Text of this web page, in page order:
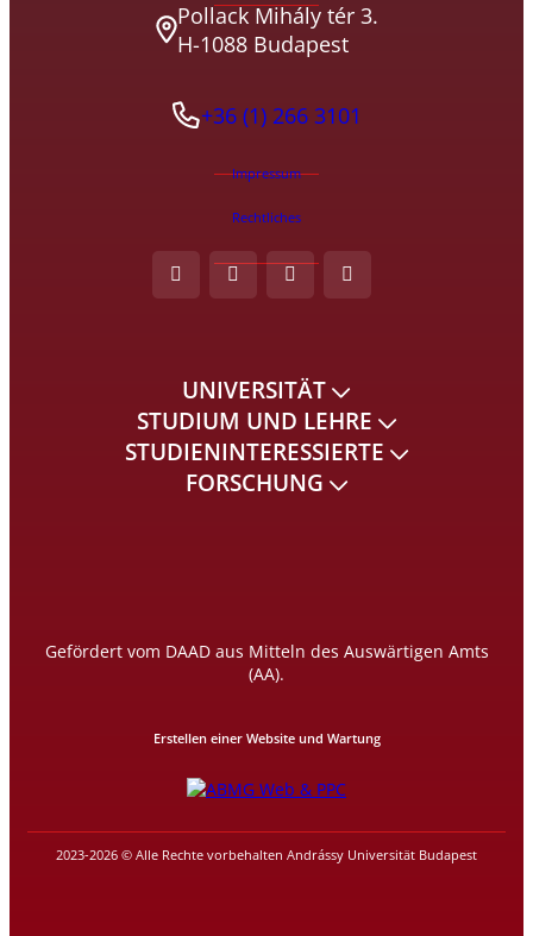
Pollack Mihály tér 3.
H-1088 Budapest
+36 (1) 266 3101
Impressum
Rechtliches
UNIVERSITÄT
STUDIUM UND LEHRE
STUDIENINTERESSIERTE
FORSCHUNG
Gefördert vom DAAD aus Mitteln des Auswärtigen Amts
(AA).
2023-2026 © Alle Rechte vorbehalten Andrássy Universität Budapest
Erstellen einer Website und Wartung